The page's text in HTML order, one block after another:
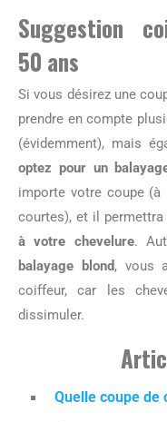
Suggestion
50 ans
Si vous désirez une
prendre en compte
(évidemment), mais
optez pour un
importe votre coupe (à
courtes), et il permettra
à votre chevelure.
balayage blond, vous
coiffeur, car les
dissimuler.
Quelle coupe de